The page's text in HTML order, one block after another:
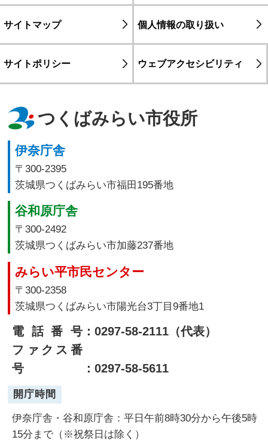
サイトマップ 個人情報の取り扱い
サイトポリシー ウェブアクセシビリティ
つくばみらい市役所
伊奈庁舎
〒300-2395
茨城県つくばみらい市福田195番地
谷和原庁舎
〒300-2492
茨城県つくばみらい市加藤237番地
みらい平市民センター
〒300-2358
茨城県つくばみらい市陽光台3丁目9番地1
電話番号：0297-58-2111（代表）
ファクス番
号
：0297-58-5611
開庁時間
伊奈庁舎・谷和原庁舎：平日午前8時30分から午後5時
15分まで（※祝祭日は除く）